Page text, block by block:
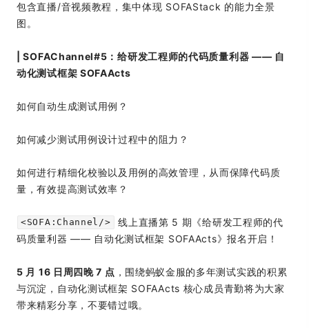
包含直播/音视频教程，集中体现 SOFAStack 的能力全景
图。
| SOFAChannel#5：给研发工程师的代码质量利器 —— 自
动化测试框架 SOFAActs
如何自动生成测试用例？
如何减少测试用例设计过程中的阻力？
如何进行精细化校验以及用例的高效管理，从而保障代码质
量，有效提高测试效率？
<SOFA:Channel/>
线上直播第 5 期《给研发工程师的代
码质量利器 —— 自动化测试框架 SOFAActs》报名开启！
5 月 16 日周四晚 7 点 ，围绕蚂蚁金服的多年测试实践的积累
与沉淀，自动化测试框架 SOFAActs 核心成员青勤将为大家
带来精彩分享，不要错过哦。